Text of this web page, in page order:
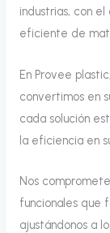
industrias, con
eficiente de
En Provee
convertimos en
cada solución
la eficiencia en
Nos
funcionales que
ajustándonos a